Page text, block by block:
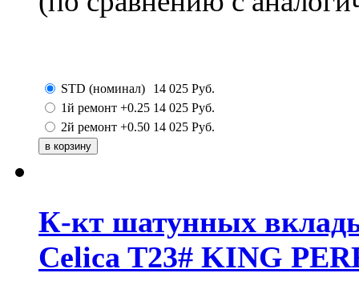
STD (номинал) 14 025 Руб.
1й ремонт +0.25 14 025 Руб.
2й ремонт +0.50 14 025 Руб.
К-кт шатунных
Celica T23# KING